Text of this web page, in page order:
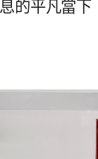
的平凡當